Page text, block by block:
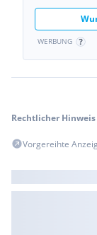
WERBUNG
Rechtlicher Hinweis
Vorgereihte